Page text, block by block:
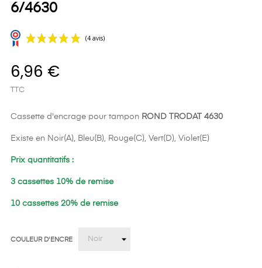
6/4630
6,96 €
TTC
Cassette d'encrage pour tampon ROND TRODAT 4630
Existe en Noir(A), Bleu(B), Rouge(C), Vert(D), Violet(E)
Prix quantitatifs :
3 cassettes 10% de remise
10 cassettes 20% de remise
COULEUR D'ENCRE